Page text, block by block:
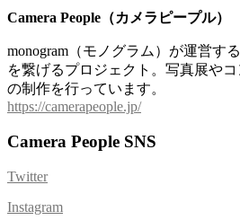
Camera People（カメラピープル）
monogram（モノグラム）が運営す
を繋げるプロジェクト。写真展や
の制作を行っています。
https://camerapeople.jp/
Camera People SNS
Twitter
Instagram